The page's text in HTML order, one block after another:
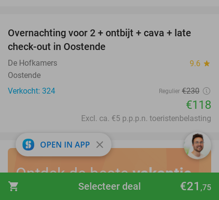
shopping_cart €21 ,75
Selecteer deal
49%
Overnachting voor 2 + ontbijt + cava + late
check-out in Oostende
De Hofkamers 9.6 star
Oostende
Verkocht: 324
Regulier €230
€118
Excl. ca. €5 p.p.p.n. toeristenbelasting
Ontdek de bestevakantie
deals in eigen land
OPEN IN APP close